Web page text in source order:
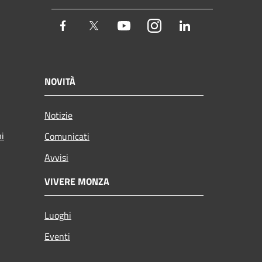
Facebook Twitter YoutubeInstagram
NOVITÀ
Notizie
Comunicati
Avvisi
VIVERE MONZA
Luoghi
Eventi